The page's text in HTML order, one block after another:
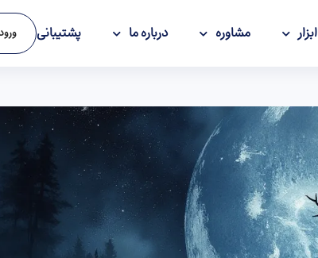
ابزار مشاوره درباره ما پشتیبانی